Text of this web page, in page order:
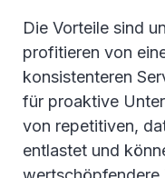
Die Vorteile sind
profitieren von
konsistenteren
für proaktive
von repetitiven,
entlastet und